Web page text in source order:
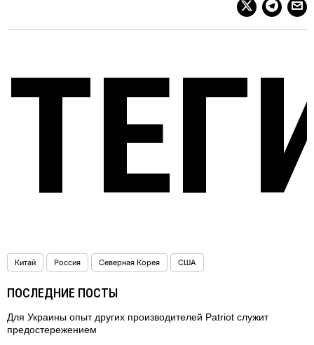
Китай Россия Северная Корея США
ПОСЛЕДНИЕ ПОСТЫ
Для Украины опыт других производителей Patriot служит
предостережением